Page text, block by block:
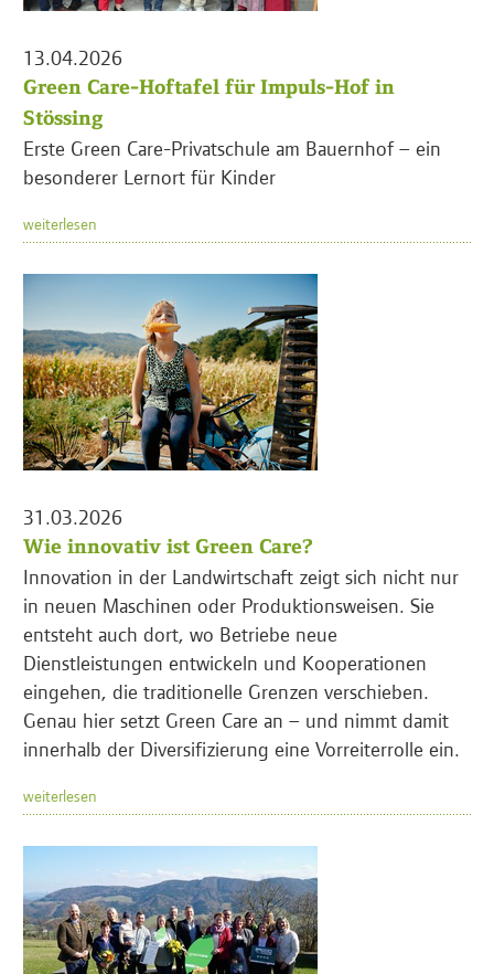
13.04.2026
Green Care-Hoftafel für Impuls-Hof in
Stössing
Erste Green Care-Privatschule am Bauernhof – ein
besonderer Lernort für Kinder
weiterlesen
31.03.2026
Wie innovativ ist Green Care?
Innovation in der Landwirtschaft zeigt sich nicht nur
in neuen Maschinen oder Produktionsweisen. Sie
entsteht auch dort, wo Betriebe neue
Dienstleistungen entwickeln und Kooperationen
eingehen, die traditionelle Grenzen verschieben.
Genau hier setzt Green Care an – und nimmt damit
innerhalb der Diversifizierung eine Vorreiterrolle ein.
weiterlesen